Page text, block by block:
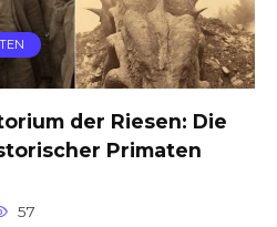
der Riesen: Die
Primaten
57